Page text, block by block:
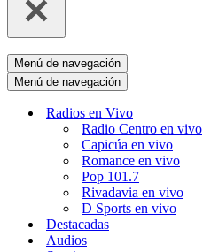
Menú de navegación
Menú de navegación
Radios en Vivo
Radio Centro en vivo
Capicúa en vivo
Romance en vivo
Pop 101.7
Rivadavia en vivo
D Sports en vivo
Destacadas
Audios